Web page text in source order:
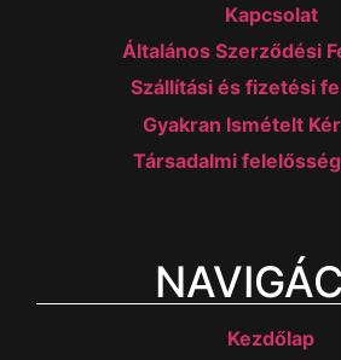
Kapcsolat
Általános Szerződési
Szállítási és fizetési
Gyakran Ismételt
Társadalmi
Kezdőlap